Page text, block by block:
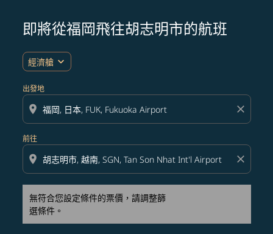
即將從福岡飛往胡志明市的航班
經濟艙 expand_more
出發地
location_on close
前往
location_on close
無符合您設定條件的票價，請調整篩
選條件。
無符合您設定條件的票價，請調整篩選條件。